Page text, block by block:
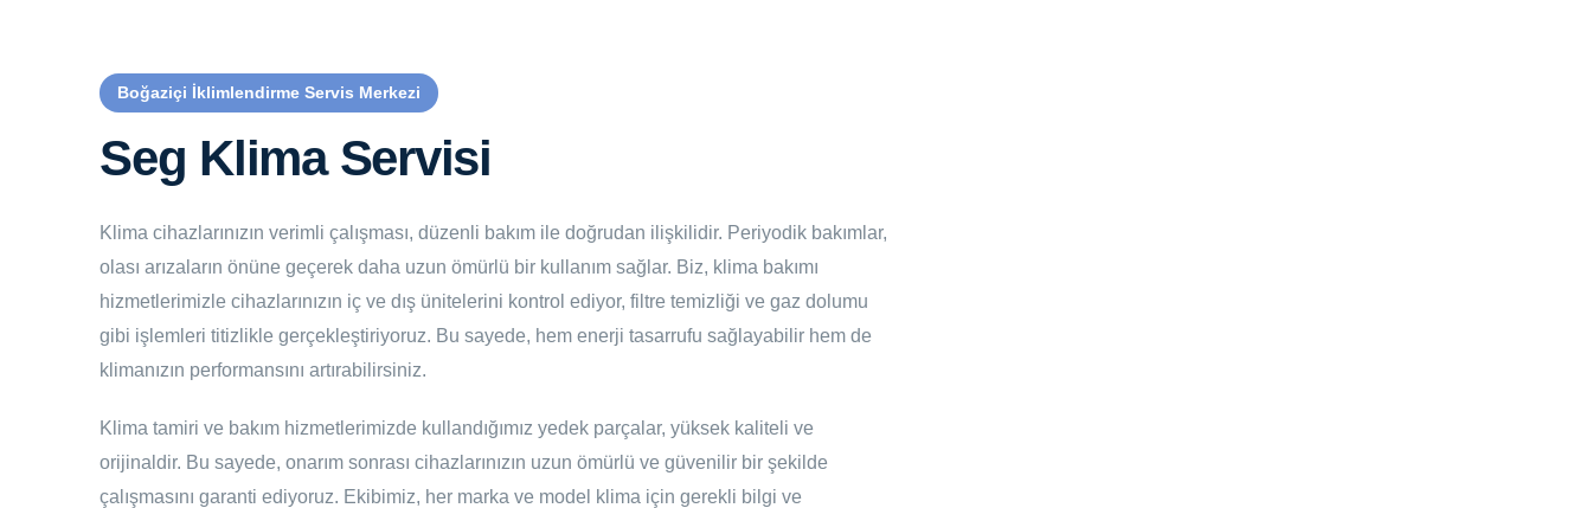
Boğaziçi İklimlendirme Servis Merkezi
Seg Klima Servisi
Klima cihazlarınızın verimli çalışması, düzenli bakım ile doğrudan ilişkilidir. Periyodik bakımlar,
olası arızaların önüne geçerek daha uzun ömürlü bir kullanım sağlar. Biz, klima bakımı
hizmetlerimizle cihazlarınızın iç ve dış ünitelerini kontrol ediyor, filtre temizliği ve gaz dolumu
gibi işlemleri titizlikle gerçekleştiriyoruz. Bu sayede, hem enerji tasarrufu sağlayabilir hem de
klimanızın performansını artırabilirsiniz.
Klima tamiri ve bakım hizmetlerimizde kullandığımız yedek parçalar, yüksek kaliteli ve
orijinaldir. Bu sayede, onarım sonrası cihazlarınızın uzun ömürlü ve güvenilir bir şekilde
çalışmasını garanti ediyoruz. Ekibimiz, her marka ve model klima için gerekli bilgi ve